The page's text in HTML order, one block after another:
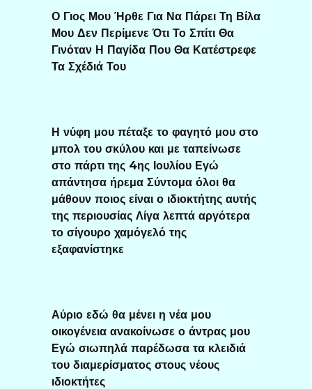
Ο Γιος Μου Ήρθε Για Να Πάρει Τη Βίλα
Μου Δεν Περίμενε Ότι Το Σπίτι Θα
Γινόταν Η Παγίδα Που Θα Κατέστρεφε
Τα Σχέδιά Του
Η νύφη μου πέταξε το φαγητό μου στο
μπολ του σκύλου και με ταπείνωσε
στο πάρτι της 4ης Ιουλίου Εγώ
απάντησα ήρεμα Σύντομα όλοι θα
μάθουν ποιος είναι ο ιδιοκτήτης αυτής
της περιουσίας Λίγα λεπτά αργότερα
το σίγουρο χαμόγελό της
εξαφανίστηκε
Αύριο εδώ θα μένει η νέα μου
οικογένεια ανακοίνωσε ο άντρας μου
Εγώ σιωπηλά παρέδωσα τα κλειδιά
του διαμερίσματος στους νέους
ιδιοκτήτες